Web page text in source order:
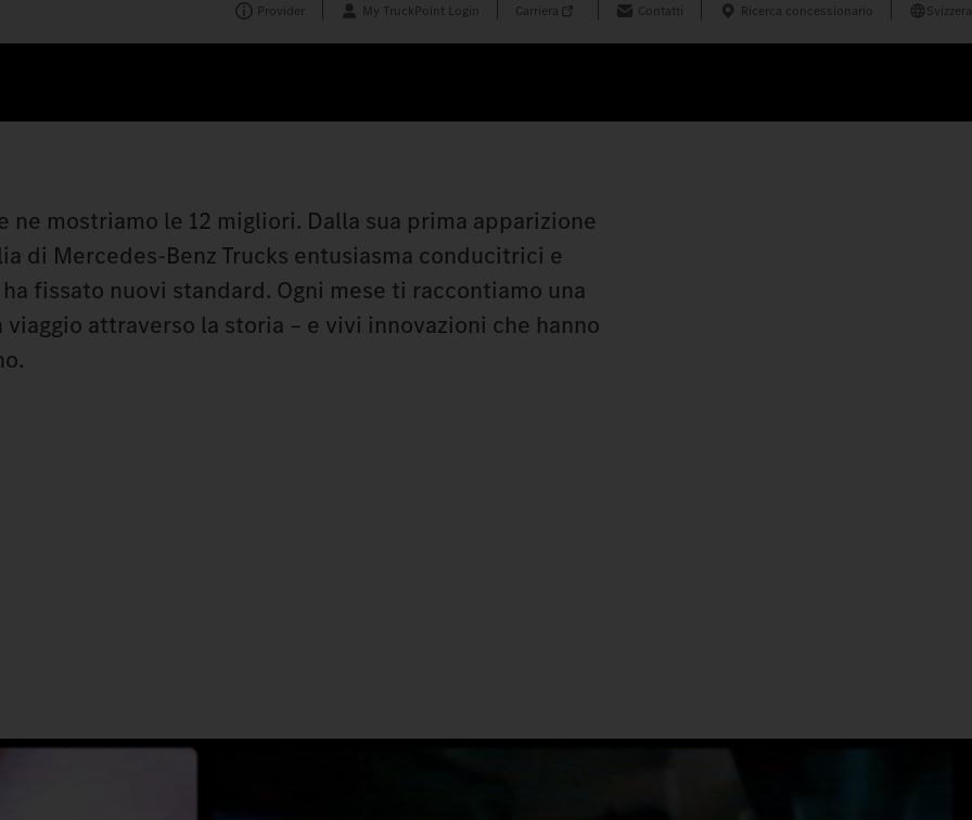
Provider My TruckPoint Login Carriera Contatti Ricerca concessionario Svizzera
mostriamo le 12 migliori. Dalla sua prima apparizione
di Mercedes‑Benz Trucks entusiasma conducitrici e
fissato nuovi standard. Ogni mese ti raccontiamo una
attraverso la storia – e vivi innovazioni che hanno